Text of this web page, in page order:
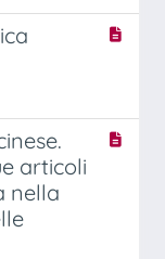
articoli
nella